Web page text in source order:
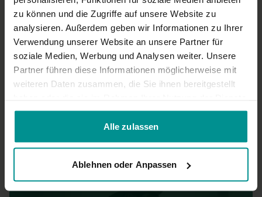
zu können und die Zugriffe auf unsere Website zu
analysieren. Außerdem geben wir Informationen zu Ihrer
Verwendung unserer Website an unsere Partner für
soziale Medien, Werbung und Analysen weiter. Unsere
Partner führen diese Informationen möglicherweise mit
weiteren Daten zusammen, die Sie ihnen bereitgestellt
gesammelt haben.
Alle zulassen
Ablehnen oder Anpassen
Irene K. August 12, 2023
Super tolle Sequence - danke
Mehr laden